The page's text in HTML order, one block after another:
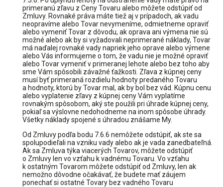
primeranú zľavu z Ceny Tovaru alebo môžete odstúpiť od
Zmluvy. Rovnaké práva máte tiež aj v prípadoch, ak vadu
neopravíme alebo Tovar nevymeníme, odmietneme opraviť
alebo vymeniť Tovar z dôvodu, ak oprava ani výmena nie sú
možné alebo ak by si vyžadovali neprimerané náklady, Tovar
má naďalej rovnaké vady napriek jeho oprave alebo výmene
alebo Vás informujeme o tom, že vadu nie je možné opraviť
alebo Tovar vymeniť v primeranej lehote alebo bez toho aby
sme Vám spôsobili závažné ťažkosti. Zľava z kúpnej ceny
musí byť primeraná rozdielu hodnoty predaného Tovaru
a hodnoty, ktorú by Tovar mal, ak by bol bez vád. Kúpnu cenu
alebo vyplatenie zľavy z kúpnej ceny Vám vyplatíme
rovnakým spôsobom, aký ste použili pri úhrade kúpnej ceny,
pokiaľ sa výslovne nedohodneme na inom spôsobe úhrady.
Všetky náklady spojené s úhradou znášame My.
Od Zmluvy podľa bodu 7.6.6 nemôžete odstúpiť, ak ste sa
spolupodieľali na vzniku vady alebo ak je vada zanedbateľná.
Ak sa Zmluva týka viacerých Tovarov, môžete odstúpiť
o Zmluvy len vo vzťahu k vadnému Tovaru. Vo vzťahu
k ostatným Tovarom môžete odstúpiť od Zmluvy, len ak
nemožno dôvodne očakávať, že budete mať záujem
ponechať si ostatné Tovary bez vadného Tovaru